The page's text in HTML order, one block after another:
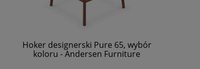
Hoker designerski Pure 65, wybór
koloru - Andersen Furniture